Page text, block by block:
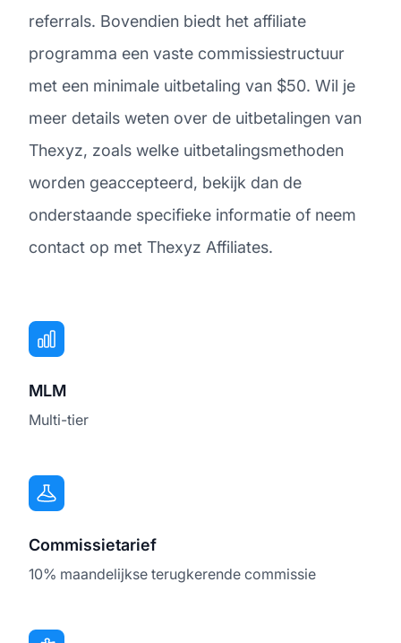
referrals. Bovendien biedt het affiliate
programma een vaste commissiestructuur
met een minimale uitbetaling van $50. Wil je
meer details weten over de uitbetalingen van
Thexyz, zoals welke uitbetalingsmethoden
worden geaccepteerd, bekijk dan de
onderstaande specifieke informatie of neem
contact op met Thexyz Affiliates.
MLM
Multi-tier
Commissietarief
10% maandelijkse terugkerende commissie